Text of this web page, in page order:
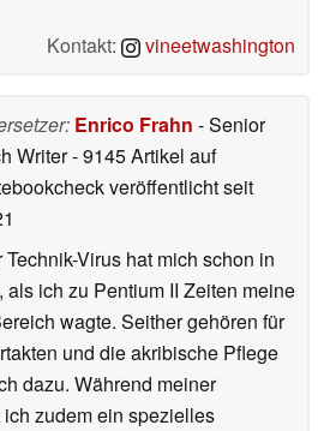
Kontakt:
vineetwashington
Enrico Frahn - Senior
Writer- 9145 Artikel auf
veröffentlichtseit
Technik-Virus hat mich schon in
ich zu Pentium II Zeiten meine
wagte. Seither gehören für
und die akribische Pflege
dazu. Während meiner
zudem ein spezielles